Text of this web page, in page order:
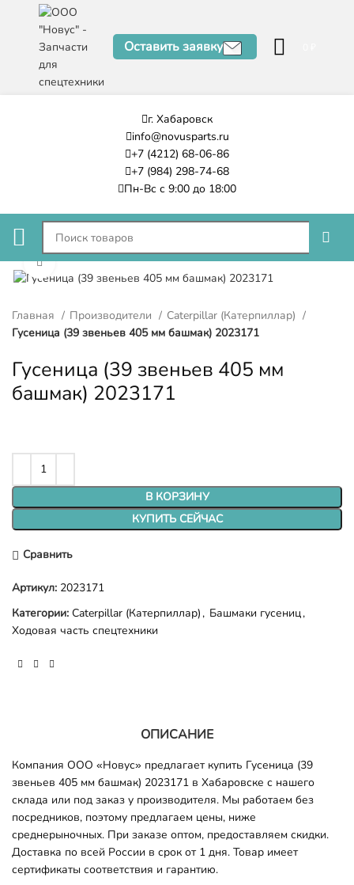
Оставить заявку
г. Хабаровск
info@novusparts.ru
+7 (4212) 68-06-86
+7 (984) 298-74-68
Пн-Вс с 9:00 до 18:00
Нажмите, чтобы увеличить
Главная Производители
Caterpillar (Катерпиллар)
Гусеница (39 звеньев 405 мм башмак) 2023171
Гусеница (39 звеньев 405 мм
башмак) 2023171
В КОРЗИНУ
КУПИТЬ СЕЙЧАС
Сравнить
Артикул: 2023171
Категории: Caterpillar (Катерпиллар) , Башмаки гусениц,
Ходовая часть спецтехники
ОПИСАНИЕ
Компания ООО «Новус» предлагает купить Гусеница (39
звеньев 405 мм башмак) 2023171 в Хабаровске с нашего
склада или под заказ у производителя. Мы работаем без
посредников, поэтому предлагаем цены, ниже
среднерыночных. При заказе оптом, предоставляем скидки.
Доставка по всей России в срок от 1 дня. Товар имеет
сертификаты соответствия и гарантию.